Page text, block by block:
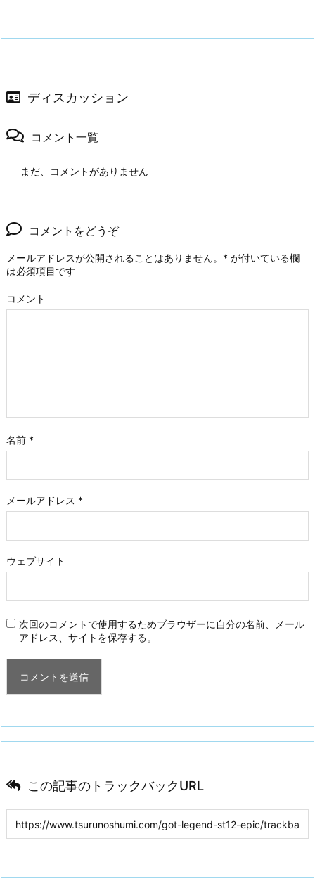
ディスカッション
コメント一覧
まだ、コメントがありません
コメントをどうぞ
メールアドレスが公開されることはありません。 * が付いている欄
は必須項目です
コメント
名前 *
メールアドレス *
ウェブサイト
次回のコメントで使用するためブラウザーに自分の名前、メール
アドレス、サイトを保存する。
この記事のトラックバックURL